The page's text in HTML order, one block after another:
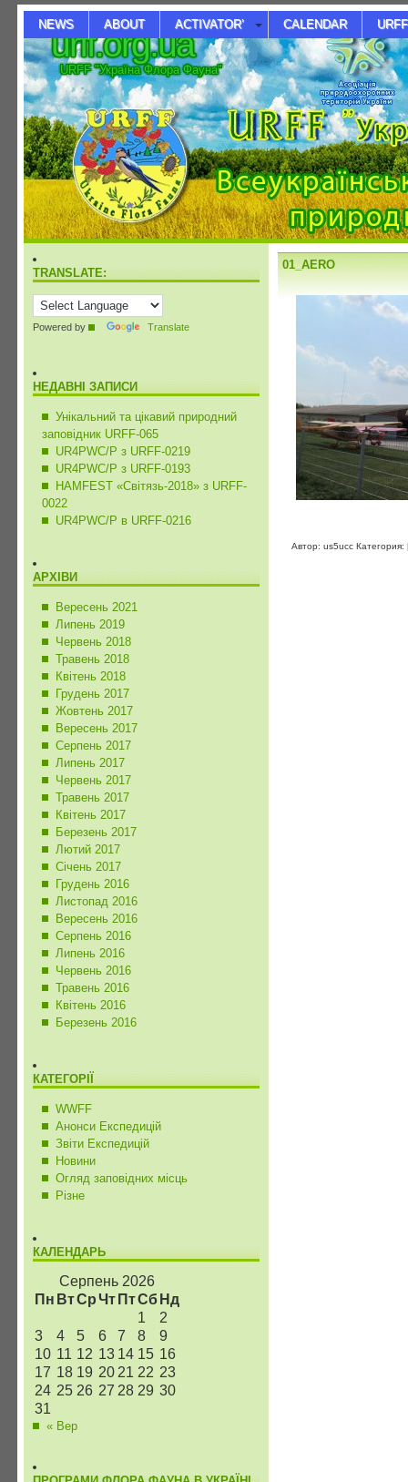
NEWS ABOUT ACTIVATOR’ CALENDAR
urff.org.ua
URFF "Україна Флора Фауна"
TRANSLATE:
Powered by Translate
НЕДАВНІ ЗАПИСИ
Унікальний та цікавий природний
заповідник URFF-065
UR4PWC/P з URFF-0219
UR4PWC/P з URFF-0193
HAMFEST «Світязь-2018» з URFF-
0022
UR4PWC/P в URFF-0216
АРХІВИ
Вересень 2021
Липень 2019
Червень 2018
Травень 2018
Квітень 2018
Грудень 2017
Жовтень 2017
Вересень 2017
Серпень 2017
Липень 2017
Червень 2017
Травень 2017
Квітень 2017
Березень 2017
Лютий 2017
Січень 2017
Грудень 2016
Листопад 2016
Вересень 2016
Серпень 2016
Липень 2016
Червень 2016
Травень 2016
Квітень 2016
Березень 2016
КАТЕГОРІЇ
WWFF
Анонси Експедицій
Звіти Експедицій
Новини
Огляд заповідних місць
Різне
КАЛЕНДАРЬ
Серпень 2026
Пн ВтСрЧт ПтСб Нд
1
2
3
4 5 6 7 8
9
10 11 12 13 14 15 16
17 18 19 20 21 22 23
24 25 26 27 28 29 30
31
« Вер
01_AERO
Автор: us5ucc Категория: